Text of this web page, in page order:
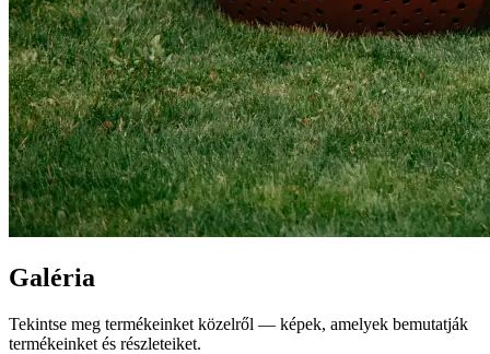
Galéria
Tekintse meg termékeinket közelről — képek, amelyek bemutatják
termékeinket és részleteiket.